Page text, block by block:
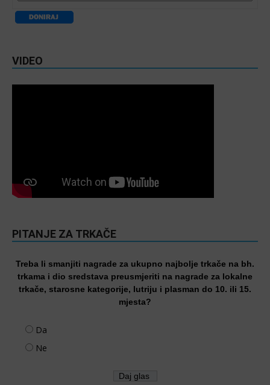
VIDEO
PITANJE ZA TRKAČE
Treba li smanjiti nagrade za ukupno najbolje trkače na bh.
trkama i dio sredstava preusmjeriti na nagrade za lokalne
trkače, starosne kategorije, lutriju i plasman do 10. ili 15.
mjesta?
Da
Ne